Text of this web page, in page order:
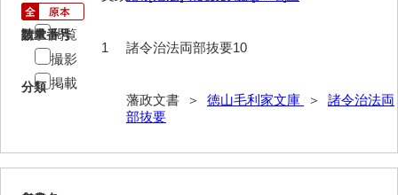
諸令治法両部抜要
治法捷径録
請求番号
諸令治法両部抜要10
分類
藩政文書 ＞ 徳山毛利家文庫 ＞ 諸令治法両
部抜要
数量
1
閲覧
撮影
掲載